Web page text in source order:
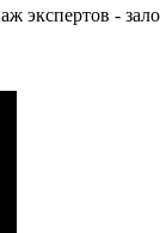
экспертов -